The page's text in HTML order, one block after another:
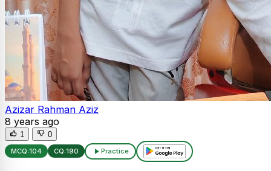
Azizar Rahman Aziz
8 years ago
1 0
MCQ:104 CQ:190 Practice